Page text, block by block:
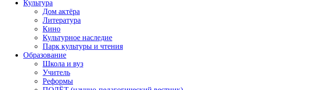
Культура
Дом актёра
Литература
Кино
Культурное наследие
Парк культуры и чтения
Образование
Школа и вуз
Учитель
Реформы